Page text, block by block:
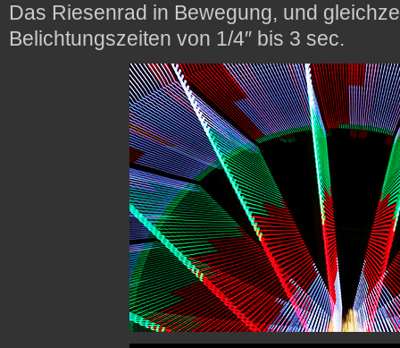
Das Riesenrad in Bewegung, und
Belichtungszeiten von 1/4″ bis 3 sec.